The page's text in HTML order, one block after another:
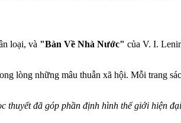
loại, và "Bàn Về Nhà Nước" của V. I.
lòng những mâu thuẫn xã hội. Mỗi trang
thuyết đã góp phần định hình thế giới hiện